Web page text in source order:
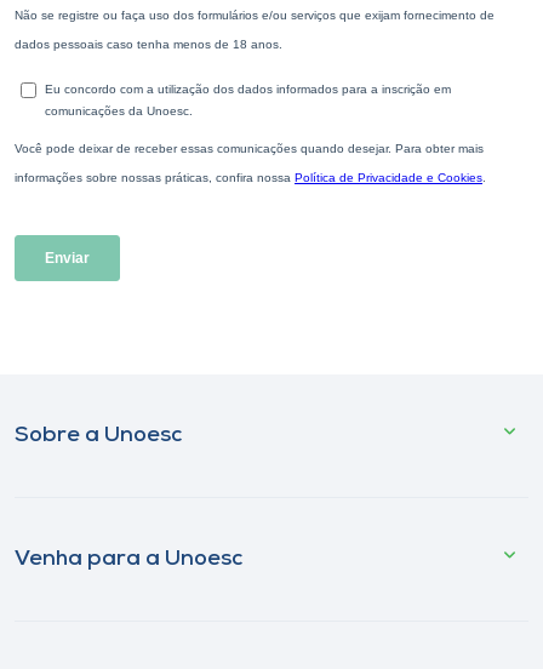
Sobre a Unoesc
Venha para a Unoesc